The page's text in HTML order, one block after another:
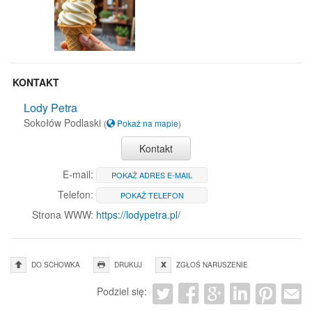
KONTAKT
Lody Petra
Sokołów Podlaski ( Pokaż na mapie)
Kontakt
E-mail:
POKAŻ ADRES E-MAIL
Telefon: POKAŻ TELEFON
Strona WWW: https://lodypetra.pl/
DO SCHOWKA DRUKUJ ZGŁOŚ NARUSZENIE
Podziel się: